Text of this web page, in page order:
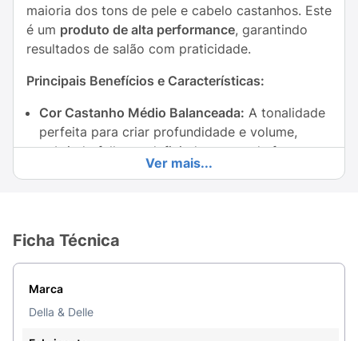
maioria dos tons de pele e cabelo castanhos. Este
é um produto de alta performance, garantindo
resultados de salão com praticidade.
Principais Benefícios e Características:
Cor Castanho Médio Balanceada: A tonalidade
perfeita para criar profundidade e volume,
cobrindo falhas e definindo o arco de forma
natural, sem pesar o olhar.
segura nos fios e na pele, permitindo que o
design da sua sobrancelha permaneça
de fixador
Ver mais...
Ficha Técnica
Marca
Della & Delle